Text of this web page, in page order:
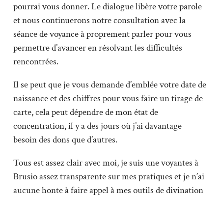
pourrai vous donner. Le dialogue libère votre parole
et nous continuerons notre consultation avec la
séance de voyance à proprement parler pour vous
permettre d’avancer en résolvant les difficultés
rencontrées.
Il se peut que je vous demande d’emblée votre date de
naissance et des chiffres pour vous faire un tirage de
carte, cela peut dépendre de mon état de
concentration, il y a des jours où j’ai davantage
besoin des dons que d’autres.
Tous est assez clair avec moi, je suis une voyantes à
Brusio assez transparente sur mes pratiques et je n’ai
aucune honte à faire appel à mes outils de divination